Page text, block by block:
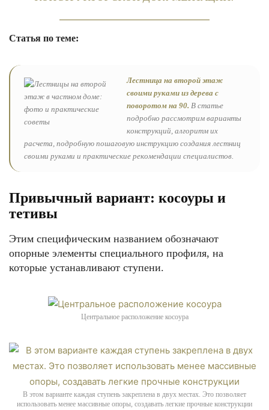
Статья по теме:
Лестница на второй этаж
своими руками из дерева с
поворотом на 90. В статье
подробно рассмотрим варианты
конструкций, алгоритм их
расчета, подробную пошаговую инструкцию создания лестниц
своими руками и практические рекомендации специалистов.
Привычный вариант: косоуры и
тетивы
Этим специфическим названием обозначают
опорные элементы специального профиля, на
которые устанавливают ступени.
Центральное расположение косоура
В этом варианте каждая ступень закреплена в двух местах. Это позволяет
использовать менее массивные опоры, создавать легкие прочные конструкции